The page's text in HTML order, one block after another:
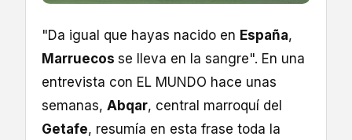
"Da igual que hayas nacido en España,
Marruecos se lleva en la sangre". En una
entrevista con EL MUNDO hace unas
semanas, Abqar, central marroquí del
Getafe, resumía en esta frase toda la